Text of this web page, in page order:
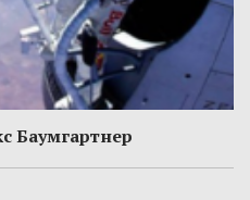
Баумгартнер